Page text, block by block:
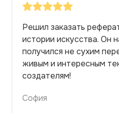
Заказывала реферат с
на медицинскую тему.
но справилась. Термины
правильно. Для
темой — идеально.
Алина